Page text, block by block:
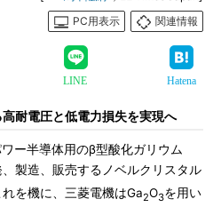
PC用表示
関連情報
LINE Hatena
耐電圧と低電力損失を実現へ
ー半導体用のβ型酸化ガリウム
製造、販売するノベルクリスタル
を機に、三菱電機はGa2O3を用い